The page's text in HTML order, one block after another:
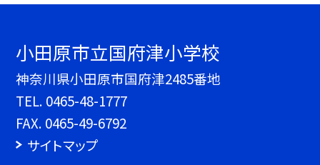
小田原市立国府津小学校
神奈川県小田原市国府津2485番地
TEL. 0465-48-1777
FAX. 0465-49-6792
サイトマップ